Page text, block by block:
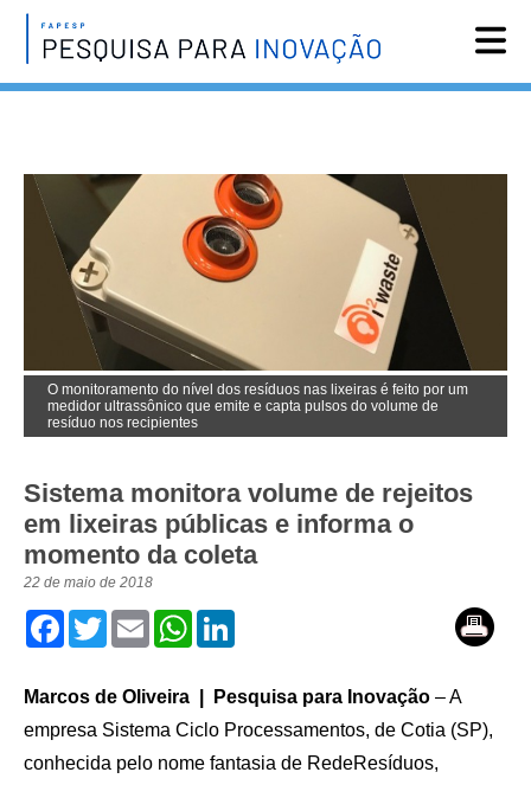
Agenda
Vídeos
Assine
O monitoramento do nível dos resíduos nas lixeiras é feito por um
medidor ultrassônico que emite e capta pulsos do volume de
resíduo nos recipientes
Sistema monitora volume de rejeitos
em lixeiras públicas e informa o
momento da coleta
22 de maio de 2018
Facebook
TwitterEmailWhatsApp
Marcos de Oliveira | Pesquisa para Inovação – A
empresa Sistema Ciclo Processamentos, de Cotia (SP),
conhecida pelo nome fantasia de RedeResíduos,